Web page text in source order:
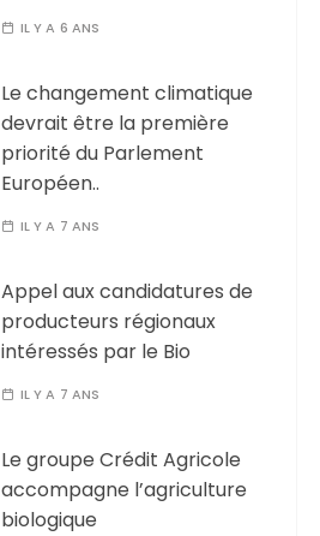
IL Y A 6 ANS
Le changement climatique
devrait être la première
priorité du Parlement
Européen..
IL Y A 7 ANS
Appel aux candidatures de
producteurs régionaux
intéressés par le Bio
IL Y A 7 ANS
Le groupe Crédit Agricole
accompagne l’agriculture
biologique